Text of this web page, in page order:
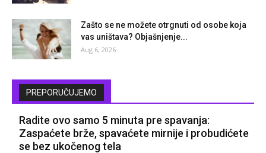
Zašto se ne možete otrgnuti od osobe koja
vas uništava? Objašnjenje...
Aug 6, 2026
PREPORUČUJEMO
Radite ovo samo 5 minuta pre spavanja:
Zaspaćete brže, spavaćete mirnije i probudićete
se bez ukočenog tela